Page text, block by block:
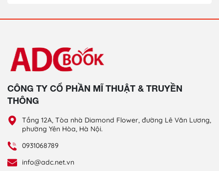
CÔNG TY CỔ PHẦN MĨ THUẬT & TRUYỀN
THÔNG
Tầng 12A, Tòa nhà Diamond Flower, đường Lê Văn Lương,
phường Yên Hòa, Hà Nội.
0931068789
info@adc.net.vn